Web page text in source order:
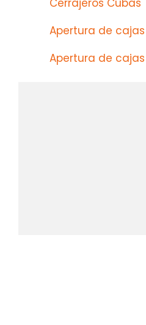
Cerrajeros Cubas
Apertura de
Apertura de